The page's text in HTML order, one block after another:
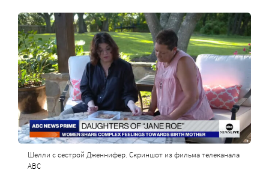
Шелли с сестрой Дженнифер. Скриншот из фильма телеканала
ABC